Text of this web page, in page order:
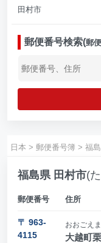
田村市
郵便番号検索(郵
日本 > 郵便番号簿 > 福
福島県 田村市(
郵便番号 住所
〒 963-
4115
おおごえ
大越町